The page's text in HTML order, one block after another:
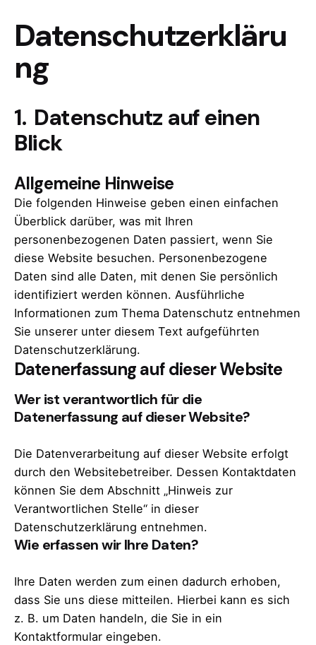
Datenschutzerkläru
ng
1. Datenschutz auf einen
Blick
Allgemeine Hinweise
Die folgenden Hinweise geben einen einfachen
Überblick darüber, was mit Ihren
personenbezogenen Daten passiert, wenn Sie
diese Website besuchen. Personenbezogene
Daten sind alle Daten, mit denen Sie persönlich
identifiziert werden können. Ausführliche
Informationen zum Thema Datenschutz entnehmen
Sie unserer unter diesem Text aufgeführten
Datenschutzerklärung.
Datenerfassung auf dieser Website
Wer ist verantwortlich für die
Datenerfassung auf dieser Website?
Die Datenverarbeitung auf dieser Website erfolgt
durch den Websitebetreiber. Dessen Kontaktdaten
können Sie dem Abschnitt „Hinweis zur
Verantwortlichen Stelle“ in dieser
Datenschutzerklärung entnehmen.
Wie erfassen wir Ihre Daten?
Ihre Daten werden zum einen dadurch erhoben,
dass Sie uns diese mitteilen. Hierbei kann es sich
z. B. um Daten handeln, die Sie in ein
Kontaktformular eingeben.